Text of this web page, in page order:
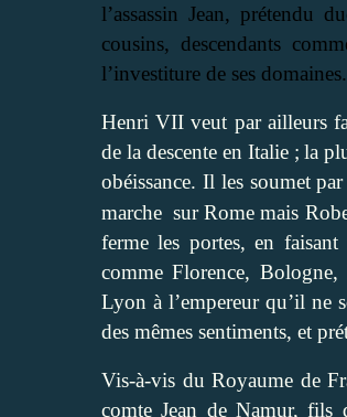
l’assassin Jean, prétendu
cousins, descendants
l’investiture de ses domaines.
Henri VII veut par ailleurs
de la descente en Italie ; la
obéissance. Il les soumet
marche sur Rome mais
ferme les portes, en
comme Florence,
Lyon à l’empereur qu’il ne
des mêmes sentiments, et
Vis-à-vis du Royaume de
comte Jean de Namur, fils